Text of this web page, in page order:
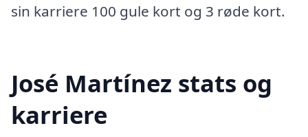
sin karriere 100 gule kort og 3 røde kort.
José Martínez stats og
karriere